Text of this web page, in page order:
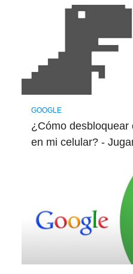
GOOGLE
¿Cómo desbloquear
en mi celular? -